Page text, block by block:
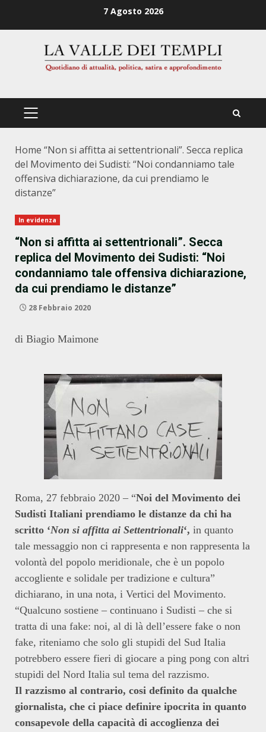
7 Agosto 2026
PRIMÄRES
Home “Non si affitta ai settentrionali”. Secca replica
del Movimento dei Sudisti: “Noi condanniamo tale
offensiva dichiarazione, da cui prendiamo le
distanze”
In evidenza
“Non si affitta ai settentrionali”. Secca
replica del Movimento dei Sudisti: “Noi
condanniamo tale offensiva dichiarazione,
da cui prendiamo le distanze”
28 Febbraio 2020
di Biagio Maimone
Roma, 27 febbraio 2020 – “Noi del Movimento dei
Sudisti Italiani prendiamo le distanze da chi ha
scritto ‘Non si affitta ai Settentrionali‘, in quanto
tale messaggio non ci rappresenta e non rappresenta la
volontà del popolo meridionale, che è un popolo
accogliente e solidale per tradizione e cultura”
dichiarano, in una nota, i Vertici del Movimento.
“Qualcuno sostiene – continuano i Sudisti – che si
tratta di una fake: noi, al di là dell’essere fake o non
fake, riteniamo che solo gli stupidi del Sud Italia
potrebbero essere fieri di giocare a ping pong con altri
stupidi del Nord Italia sul tema del razzismo.
Il razzismo al contrario, cosi definito da qualche
giornalista, che ci piace definire ipocrita in quanto
consapevole della capacità di accoglienza dei